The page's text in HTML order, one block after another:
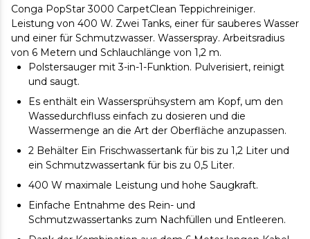
Conga PopStar 3000 CarpetClean Teppichreiniger.
Leistung von 400 W. Zwei Tanks, einer für sauberes Wasser
und einer für Schmutzwasser. Wasserspray. Arbeitsradius
von 6 Metern und Schlauchlänge von 1,2 m.
Polstersauger mit 3-in-1-Funktion. Pulverisiert, reinigt
und saugt.
Es enthält ein Wassersprühsystem am Kopf, um den
Wassedurchfluss einfach zu dosieren und die
Wassermenge an die Art der Oberfläche anzupassen.
2 Behälter Ein Frischwassertank für bis zu 1,2 Liter und
ein Schmutzwassertank für bis zu 0,5 Liter.
400 W maximale Leistung und hohe Saugkraft.
Einfache Entnahme des Rein- und
Schmutzwassertanks zum Nachfüllen und Entleeren.